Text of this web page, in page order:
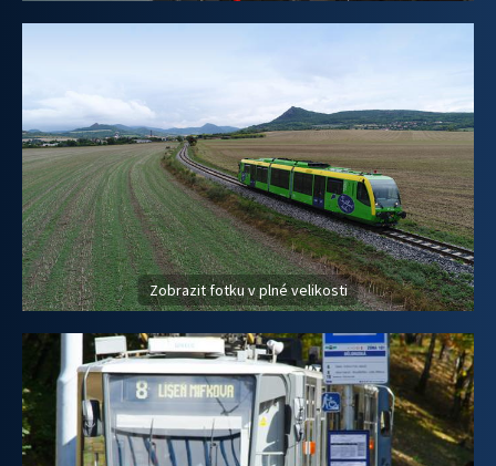
Zobrazit fotku v plné velikosti